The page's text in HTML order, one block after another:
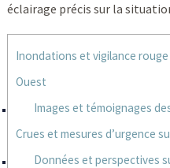
éclairage précis sur la
Inondations et vigilance
Ouest
Images et témoignages
Crues et mesures d’urgence
Données et perspectives